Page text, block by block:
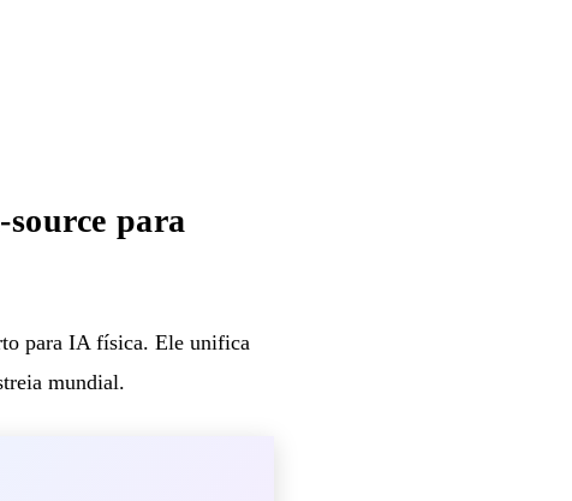
para
para IA física. Ele unifica
mundial.